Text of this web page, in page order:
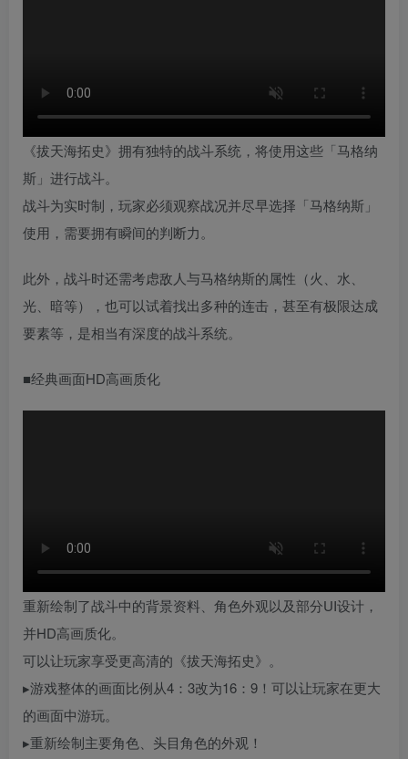
《拔天海拓史》拥有独特的战斗系统，将使用这些「马格纳
斯」进行战斗。
战斗为实时制，玩家必须观察战况并尽早选择「马格纳斯」
使用，需要拥有瞬间的判断力。
此外，战斗时还需考虑敌人与马格纳斯的属性（火、水、
光、暗等），也可以试着找出多种的连击，甚至有极限达成
要素等，是相当有深度的战斗系统。
■经典画面HD高画质化
重新绘制了战斗中的背景资料、角色外观以及部分UI设计，
并HD高画质化。
可以让玩家享受更高清的《拔天海拓史》。
▸游戏整体的画面比例从4：3改为16：9！可以让玩家在更大
的画面中游玩。
▸重新绘制主要角色、头目角色的外观！